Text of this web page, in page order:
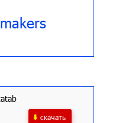
скачать